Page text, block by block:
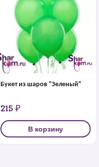
Букет из шаров "Зеленый"
215 ₽
В корзину